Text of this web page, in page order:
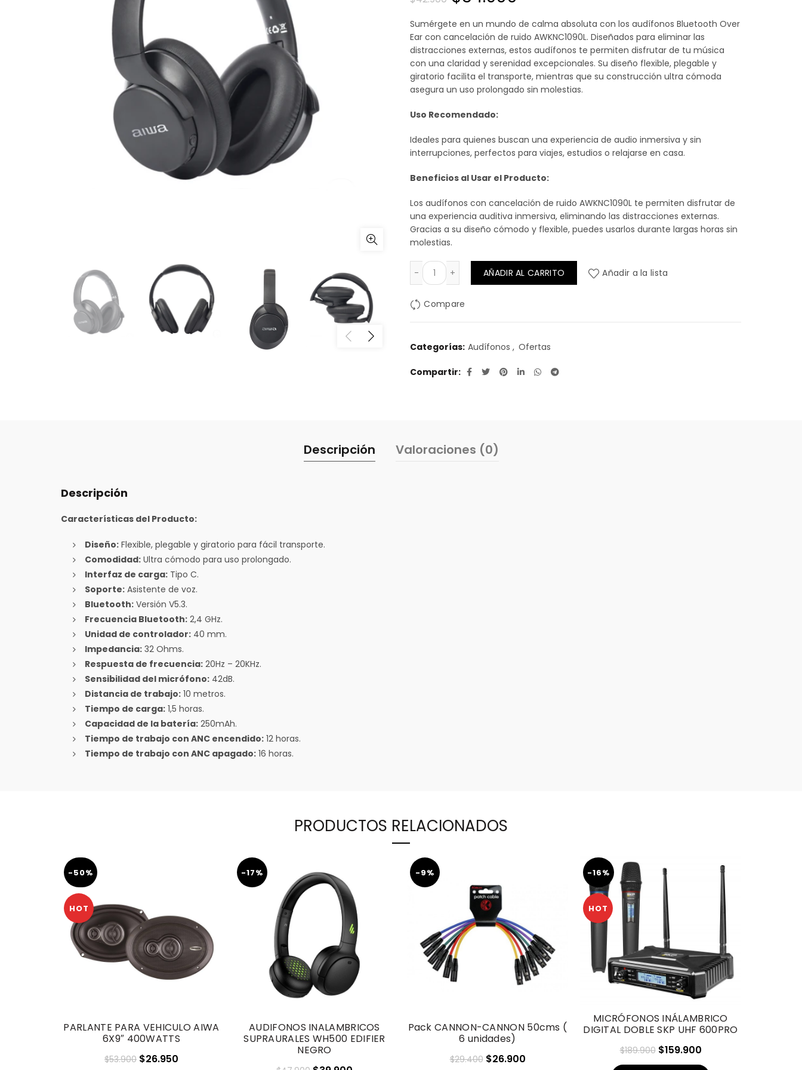
precio
original
era:
$42.900.
precio
actual
es:
Sumérgete en un mundo de calma absoluta con los audífonos Bluetooth Over
Ear con cancelación de ruido AWKNC1090L. Diseñados para eliminar las
distracciones externas, estos audífonos te permiten disfrutar de tu música
con una claridad y serenidad excepcionales. Su diseño flexible, plegable y
giratorio facilita el transporte, mientras que su construcción ultra cómoda
asegura un uso prolongado sin molestias.
Uso Recomendado:
Ideales para quienes buscan una experiencia de audio inmersiva y sin
interrupciones, perfectos para viajes, estudios o relajarse en casa.
Beneficios al Usar el Producto:
Los audífonos con cancelación de ruido AWKNC1090L te permiten disfrutar de
una experiencia auditiva inmersiva, eliminando las distracciones externas.
Gracias a su diseño cómodo y flexible, puedes usarlos durante largas horas sin
molestias.
AUDIFONO BLUETOOTH OVER EAR AIWA CON CANCELACION DE RUIDO AWKNC1090L
AÑADIR AL CARRITO Añadir a la lista
Compare
Categorías: Audífonos , Ofertas
Compartir
Descripción Valoraciones (0)
Descripción
Características del Producto:
Diseño: Flexible, plegable y giratorio para fácil transporte.
Comodidad: Ultra cómodo para uso prolongado.
Interfaz de carga: Tipo C.
Soporte: Asistente de voz.
Bluetooth: Versión V5.3.
Frecuencia Bluetooth: 2,4 GHz.
Unidad de controlador: 40 mm.
Impedancia: 32 Ohms.
Respuesta de frecuencia: 20Hz – 20KHz.
Sensibilidad del micrófono: 42dB.
Distancia de trabajo: 10 metros.
Tiempo de carga: 1,5 horas.
Capacidad de la batería: 250mAh.
Tiempo de trabajo con ANC encendido: 12 horas.
Tiempo de trabajo con ANC apagado: 16 horas.
PRODUCTOS RELACIONADOS
-50%
HOT
PARLANTE PARA VEHICULO AIWA
6X9″ 400WATTS
$53.900 El
$26.950
-17%
AUDIFONOS INALAMBRICOS
SUPRAURALES WH500 EDIFIER
NEGRO
-9%
Pack CANNON-CANNON 50cms (
6 unidades)
$29.400 El
$26.900El
-16%
HOT
MICRÓFONOS INÁLAMBRICO
DIGITAL DOBLE SKP UHF 600PRO
$189.900 El
precio
$159.900El
precio